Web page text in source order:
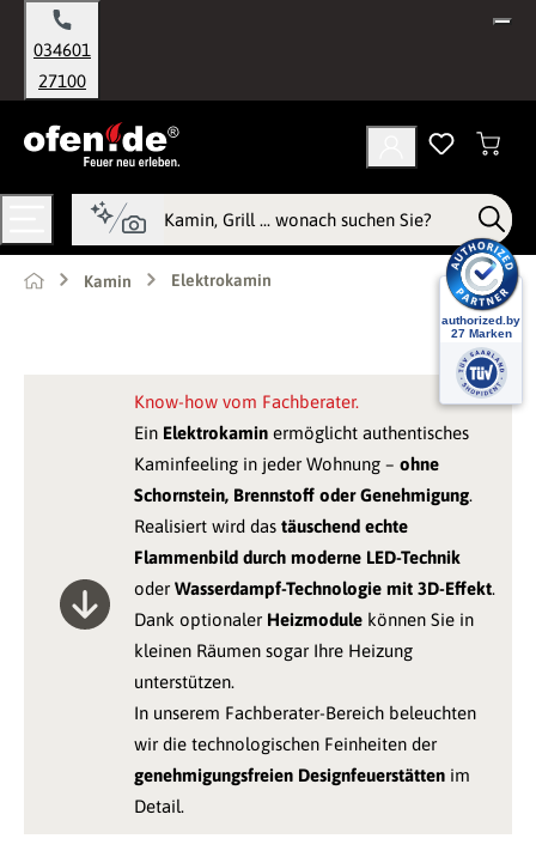
springen
034601
27100
Kamin Elektrokamin
Know-how vom Fachberater.
Ein Elektrokamin ermöglicht authentisches
Kaminfeeling in jeder Wohnung – ohne
Schornstein, Brennstoff oder Genehmigung.
Realisiert wird das täuschend echte
Flammenbild durch moderne LED-Technik
oder Wasserdampf-Technologie mit 3D-Effekt.
Dank optionaler Heizmodule können Sie in
kleinen Räumen sogar Ihre Heizung
unterstützen.
In unserem Fachberater-Bereich beleuchten
wir die technologischen Feinheiten der
genehmigungsfreien Designfeuerstätten im
Detail.